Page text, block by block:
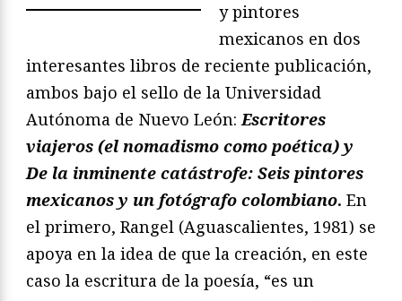
y pintores
mexicanos en dos
interesantes libros de reciente publicación,
ambos bajo el sello de la Universidad
Autónoma de Nuevo León:Escritores
viajeros (el nomadismo como poética) y
De la inminente catástrofe: Seis pintores
mexicanos y un fotógrafo colombiano. En
el primero, Rangel (Aguascalientes, 1981) se
apoya en la idea de que la creación, en este
caso la escritura de la poesía, “es un